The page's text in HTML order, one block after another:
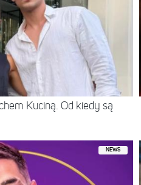
Kuciną. Od kiedy są
NEWS